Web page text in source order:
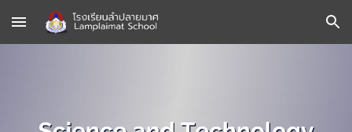
Skip to main content Skip to navigation